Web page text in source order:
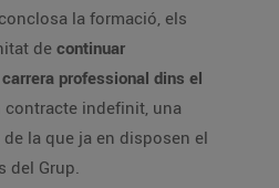
la formació, els
de continuar
professional dins el
contracte indefinit, una
la que ja en disposen el
del Grup.